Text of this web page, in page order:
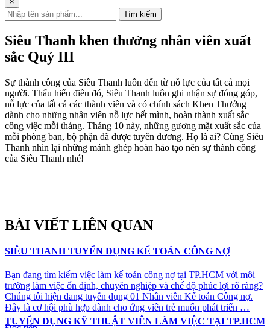
Tìm kiếm
Siêu Thanh khen thưởng nhân viên xuất
sắc Quý III
Sự thành công của Siêu Thanh luôn đến từ nỗ lực của tất cả mọi
người. Thấu hiểu điều đó, Siêu Thanh luôn ghi nhận sự đóng góp,
nỗ lực của tất cả các thành viên và có chính sách Khen Thưởng
dành cho những nhân viên nỗ lực hết mình, hoàn thành xuất sắc
công việc mỗi tháng. Tháng 10 này, những gương mặt xuất sắc của
mỗi phòng ban, bộ phận đã được tuyên dương. Họ là ai? Cùng Siêu
Thanh nhìn lại những mảnh ghép hoàn hảo tạo nên sự thành công
của Siêu Thanh nhé!
BÀI VIẾT LIÊN QUAN
SIÊU THANH TUYỂN DỤNG KẾ TOÁN CÔNG NỢ
Bạn đang tìm kiếm việc làm kế toán công nợ tại TP.HCM với môi
trường làm việc ổn định, chuyên nghiệp và chế độ phúc lợi rõ ràng?
Chúng tôi hiện đang tuyển dụng 01 Nhân viên Kế toán Công nợ.
Đây là cơ hội phù hợp dành cho ứng viên trẻ muốn phát triển …
TUYỂN DỤNG KỸ THUẬT VIÊN LÀM VIỆC TẠI TP.HCM